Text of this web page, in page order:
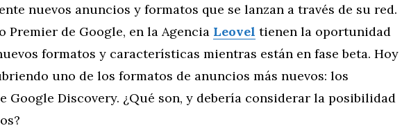
nuevos anuncios y formatos que se lanzan a través de su red.
Premier de Google, en la Agencia Leovel tienen la oportunidad
formatos y características mientras están en fase beta. Hoy
uno de los formatos de anuncios más nuevos: los
Google Discovery. ¿Qué son, y debería considerar la posibilidad